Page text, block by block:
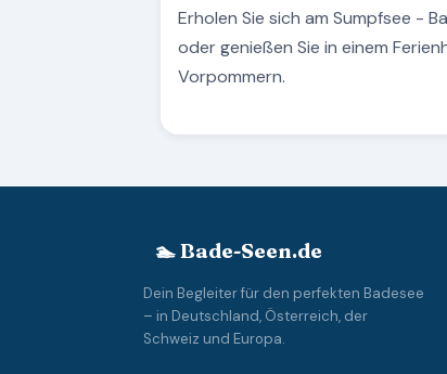
Erholen Sie sich am Sumpfsee -
oder genießen Sie in einem
Vorpommern.
🏊 Bade-Seen.de
Dein Begleiter für den perfekten Badesee
– in Deutschland, Österreich, der
Schweiz und Europa.